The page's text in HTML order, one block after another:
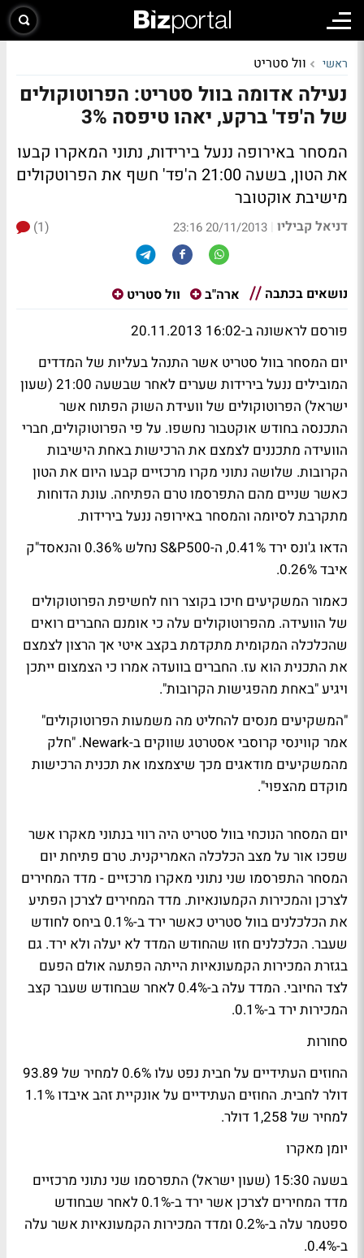
ראשי וול סטריט
נעילה אדומה בוול סטריט: הפרוטוקולים
של ה'פד' ברקע, יאהו טיפסה 3%
המסחר באירופה ננעל בירידות, נתוני המאקרו קבעו
את הטון, בשעה 21:00 ה'פד' חשף את הפרוטקולים
מישיבת אוקטובר
דניאל קביליו |
20/11/2013 23:16
(1)
נושאים בכתבה ארה"ב וול סטריט
פורסם לראשונה ב-16:02 20.11.2013
יום המסחר בוול סטריט אשר התנהל בעליות של המדדים
המובילים ננעל בירידות שערים לאחר שבשעה 21:00 (שעון
ישראל) הפרוטוקולים של וועידת השוק הפתוח אשר
התכנסה בחודש אוקטבור נחשפו. על פי הפרוטוקולים, חברי
הוועידה מתכננים לצמצם את הרכישות באחת הישיבות
הקרובות. שלושה נתוני מקרו מרכזיים קבעו היום את הטון
כאשר שניים מהם התפרסמו טרם הפתיחה. עונת הדוחות
מתקרבת לסיומה והמסחר באירופה ננעל בירידות.
הדאו ג'ונס ירד 0.41%, ה-S&P500 נחלש 0.36% והנאסד"ק
איבד 0.26%.
כאמור המשקיעים חיכו בקוצר רוח לחשיפת הפרוטוקולים
של הוועידה. מהפרוטוקולים עלה כי אומנם החברים רואים
שהכלכלה המקומית מתקדמת בקצב איטי אך הרצון לצמצם
את התכנית הוא עז. החברים בוועדה אמרו כי הצמצום ייתכן
ויגיע "באחת מהפגישות הקרובות".
"המשקיעים מנסים להחליט מה משמעות הפרוטוקולים"
אמר קווינסי קרוסבי אסטרטג שווקים ב-Newark. "חלק
מהמשקיעים מודאגים מכך שיצמצמו את תכנית הרכישות
מוקדם מהצפוי".
יום המסחר הנוכחי בוול סטריט היה רווי בנתוני מאקרו אשר
שפכו אור על מצב הכלכלה האמריקנית. טרם פתיחת יום
המסחר התפרסמו שני נתוני מאקרו מרכזיים - מדד המחירים
לצרכן והמכירות הקמעונאיות. מדד המחירים לצרכן הפתיע
את הכלכלנים בוול סטריט כאשר ירד ב-0.1% ביחס לחודש
שעבר. הכלכלנים חזו שהחודש המדד לא יעלה ולא ירד. גם
בגזרת המכירות הקמעונאיות הייתה הפתעה אולם הפעם
לצד החיובי. המדד עלה ב-0.4% לאחר שבחודש שעבר קצב
המכירות ירד ב-0.1%.
סחורות
החוזים העתידיים על חבית נפט עלו 0.6% למחיר של 93.89
דולר לחבית. החוזים העתידיים על אונקיית זהב איבדו 1.1%
למחיר של 1,258 דולר.
יומן מאקרו
בשעה 15:30 (שעון ישראל) התפרסמו שני נתוני מרכזיים
מדד המחירים לצרכן אשר ירד ב-0.1% לאחר שבחודש
ספטמר עלה ב-0.2% ומדד המכירות הקמעונאיות אשר עלה
ב-0.4%.